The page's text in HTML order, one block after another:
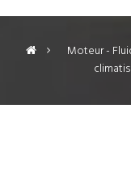
> Moteur -